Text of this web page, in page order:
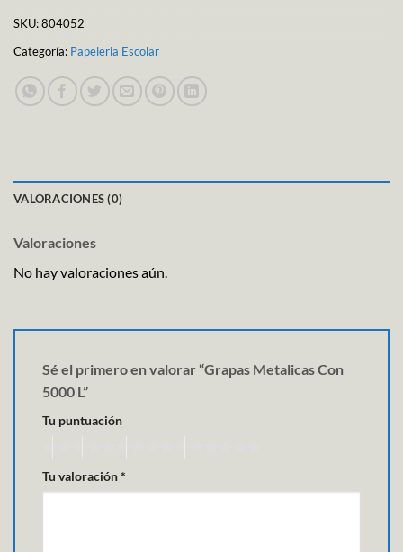
SKU:804052
Categoría: Papeleria Escolar
VALORACIONES (0)
Valoraciones
No hay valoraciones aún.
Sé el primero en valorar “Grapas Metalicas Con
5000 L”
Tu puntuación
Tu valoración*